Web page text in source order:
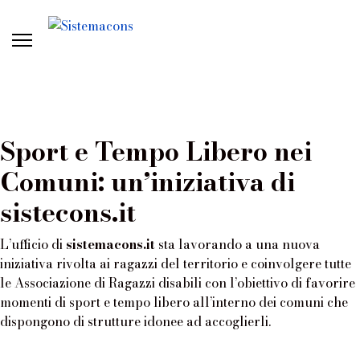
Sport e Tempo Libero nei
Comuni: un’iniziativa di
sistecons.it
L’ufficio di sistemacons.it sta lavorando a una nuova
iniziativa rivolta ai ragazzi del territorio e coinvolgere tutte
le Associazione di Ragazzi disabili con l’obiettivo di favorire
momenti di sport e tempo libero all’interno dei comuni che
dispongono di strutture idonee ad accoglierli.